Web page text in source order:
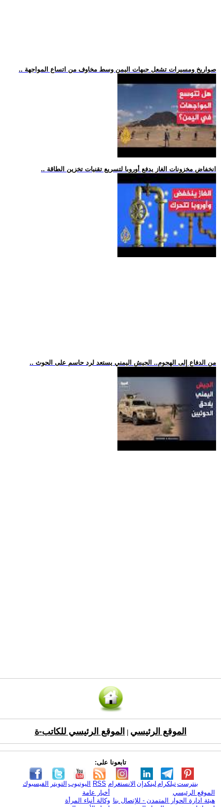
.. صواريخ ومسيرات تشعل جبهات اليمن وسط مخاوف من اتساع المواجهة
.. انخفاض مخزونات الغاز يدفع أوروبا لتسريع تقنيات تخزين الطاقة
.. من الدفاع إلى الهجوم.. الجيش اليمني يستعد لرد حاسم على الحوث
الموقع الرئيسي الموقع الرئيسي للكاتب-ة
تابعونا على:
الفيسبوك التويتر اليوتيوب RSS الانستغرام لينكدإن تيلكرامبنترست
الموقع الرئيسي
هيئة ادارة الحوار المتمدن - للإتصال بنا
أخبار عامة
وكالة أنباء المرأة